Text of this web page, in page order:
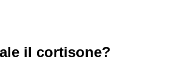
il cortisone?